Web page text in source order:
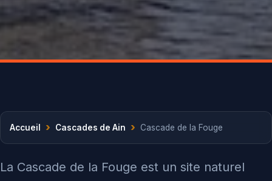
Accueil › Cascades de Ain › Cascade de la Fouge
La Cascade de la Fouge est un site naturel